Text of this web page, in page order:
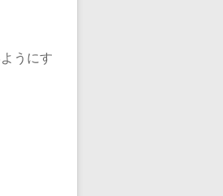
うにす